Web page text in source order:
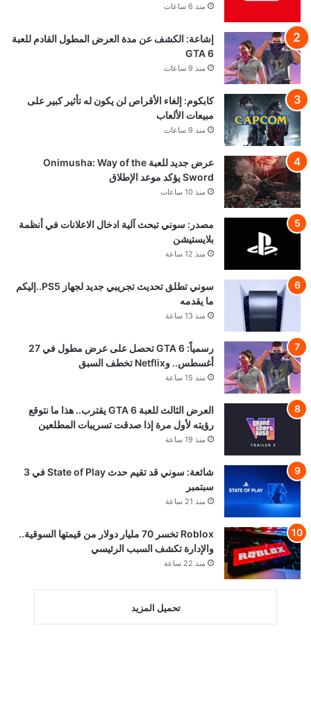
منذ 6 ساعات
إشاعة: الكشف عن مدة العرض المطول القادم للعبة
GTA 6
منذ 9 ساعات
كابكوم: إلغاء الأقراص لن يكون له تأثير كبير على
مبيعات الألعاب
منذ 9 ساعات
عرض جديد للعبة Onimusha: Way of the
Sword يؤكد موعد الإطلاق
منذ 10 ساعات
مصدر: سوني تبحث آلية ادخال الاعلانات في أنظمة
بلايستيشن
منذ 12 ساعة
سوني تطلق تحديث تجريبي جديد لجهاز PS5..إليكم
ما يقدمه
منذ 13 ساعة
رسمياً: GTA 6 تحصل على عرض مطول في 27
أغسطس.. وNetflix تخطف السبق
منذ 15 ساعة
العرض الثالث للعبة GTA 6 يقترب.. هذا ما نتوقع
رؤيته لأول مرة إذا صدقت تسريبات المطلعين
منذ 19 ساعة
شائعة: سوني قد تقيم حدث State of Play في 3
سبتمبر
منذ 21 ساعة
Roblox تخسر 70 مليار دولار من قيمتها السوقية..
والإدارة تكشف السبب الرئيسي
منذ 22 ساعة
تحميل المزيد